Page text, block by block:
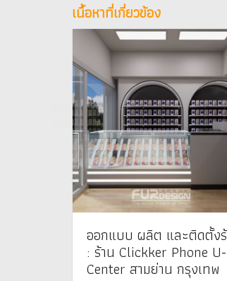
เนื้อหาที่เกี่ยวข้อง
ออกแบบ ผลิต และติดตั้ง
: ร้าน Clickker Phone U-
Center สามย่าน กรุงเทพ